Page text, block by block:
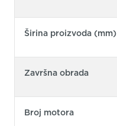
Širina proizvoda (mm)
Završna obrada
Broj motora